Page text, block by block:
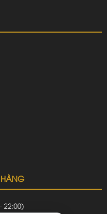
HÀNG
22:00)